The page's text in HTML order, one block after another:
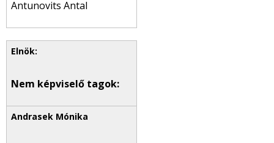
Antunovits Antal
Nem képviselő tagok: